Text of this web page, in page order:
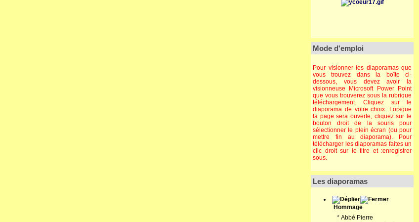
Mode d'emploi
Pour visionner les diaporamas que
vous trouvez dans la boîte ci-
dessous, vous devez avoir la
visionneuse Microsoft Power Point
que vous trouverez sous la rubrique
téléchargement. Cliquez sur le
diaporama de votre choix. Lorsque
la page sera ouverte, cliquez sur le
bouton droit de la souris pour
sélectionner le plein écran (ou pour
mettre fin au diaporama). Pour
télécharger les diaporamas faites un
clic droit sur le titre et :enregistrer
sous.
Les diaporamas
Hommage
* Abbé Pierre